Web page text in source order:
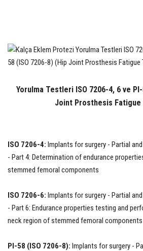
Yorulma Testleri ISO 7206-4, 6 ve
Joint Prosthesis
ISO 7206-4: Implants for surgery - Partial
- Part 4: Determination of endurance
stemmed femoral components
ISO 7206-6: Implants for surgery - Partial
- Part 6: Endurance properties testing and
neck region of stemmed femoral components
PI-58 (ISO 7206-8): Implants for surgery -